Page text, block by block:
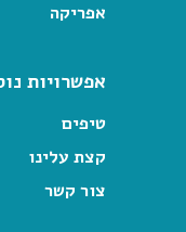
אפריקה
אפשרויות
טיפים
קצת עלינו
צור קשר